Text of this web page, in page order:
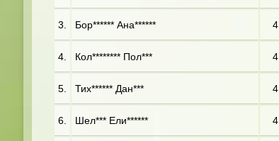
3. Бор****** Ана****** 4
4. Кол******** Пол*** 4
5. Тих****** Дан*** 4
6. Шел*** Ели****** 4